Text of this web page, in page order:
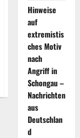
Hinweise
auf
extremistis
ches Motiv
nach
Angriff in
Schongau –
Nachrichten
aus
Deutschlan
d